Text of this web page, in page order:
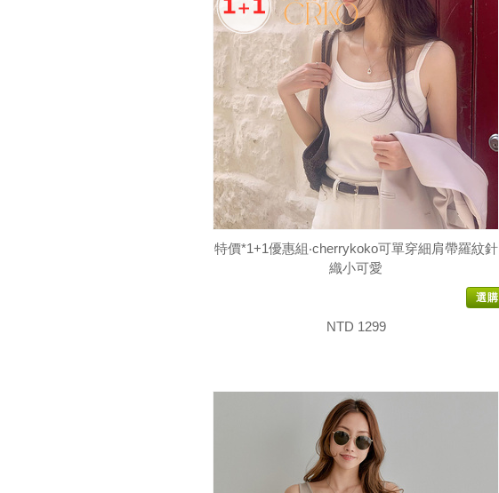
特價*1+1優惠組‧cherrykoko可單穿細肩帶羅紋針
織小可愛
選購
NTD 1299